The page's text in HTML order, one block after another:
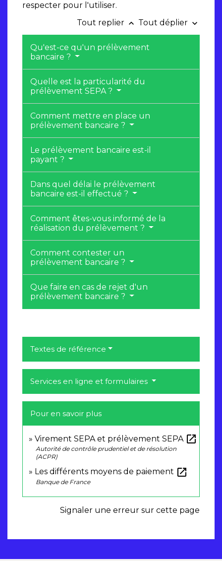
respecter pour l'utiliser.
Tout replier keyboard_arrow_up Tout déplier keyboard_arrow_down
Qu'est-ce qu'un prélèvement
bancaire ?
Quelle est la particularité du
prélèvement SEPA ?
Comment mettre en place un
prélèvement bancaire ?
Le prélèvement bancaire est-il
payant ?
Dans quel délai le prélèvement
bancaire est-il effectué ?
Comment êtes-vous informé de la
réalisation du prélèvement ?
Comment contester un
prélèvement bancaire ?
Que faire en cas de rejet d'un
prélèvement bancaire ?
Textes de référence
Services en ligne et formulaires
Pour en savoir plus
Virement SEPA et prélèvement SEPA open_in_new
Autorité de contrôle prudentiel et de résolution
(ACPR)
Les différents moyens de paiement open_in_new
Banque de France
Signaler une erreur sur cette page